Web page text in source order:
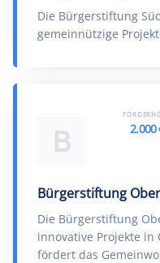
Die Bürgerstiftung
gemeinnützige
B
Bürgerstiftung
Die Bürgerstiftung
innovative Projekte
fördert das
2.000